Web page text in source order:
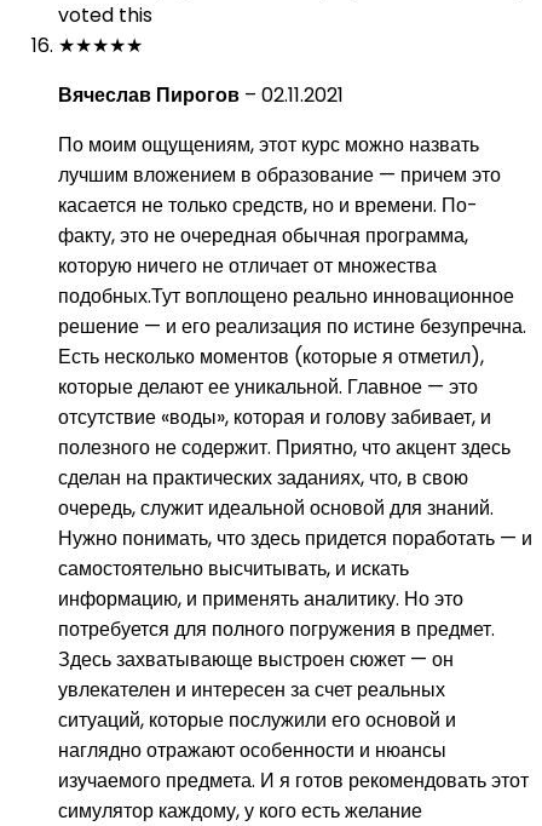
voted this
★★★★★
Вячеслав Пирогов – 02.11.2021
По моим ощущениям, этот курс можно назвать
лучшим вложением в образование — причем это
касается не только средств, но и времени. По-
факту, это не очередная обычная программа,
которую ничего не отличает от множества
подобных.Тут воплощено реально инновационное
решение — и его реализация по истине безупречна.
Есть несколько моментов (которые я отметил),
которые делают ее уникальной. Главное — это
отсутствие «воды», которая и голову забивает, и
полезного не содержит. Приятно, что акцент здесь
сделан на практических заданиях, что, в свою
очередь, служит идеальной основой для знаний.
Нужно понимать, что здесь придется поработать — и
самостоятельно высчитывать, и искать
информацию, и применять аналитику. Но это
потребуется для полного погружения в предмет.
Здесь захватывающе выстроен сюжет — он
увлекателен и интересен за счет реальных
ситуаций, которые послужили его основой и
наглядно отражают особенности и нюансы
изучаемого предмета. И я готов рекомендовать этот
симулятор каждому, у кого есть желание